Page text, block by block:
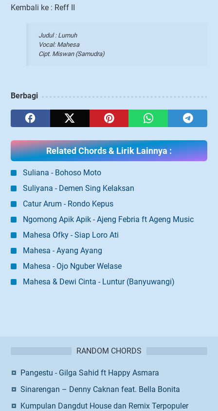
Kembali ke : Reff II
Judul : Lumuh
Vocal: Mahesa
Cipt. Miswan (Samudra)
Berbagi
Related Chords & Lirik Lainnya :
Suliana - Bohoso Moto
Suliyana - Demen Sing Kelaksan
Catur Arum - Rondo Kepus
Ngomong Apik Apik - Ajeng Febria ft Ageng Music
Mahesa Ofky - Siap Loro Ati
Mahesa - Ayang Ayang
Mahesa - Ojo Nguber Welase
Mahesa & Dewi Cinta - Luntur (Banyuwangi)
RANDOM CHORDS
Pangestu - Gilga Sahid ft Happy Asmara
Sinarengan – Denny Caknan feat. Bella Bonita
Kumpulan Dangdut House dan Remix Terpopuler